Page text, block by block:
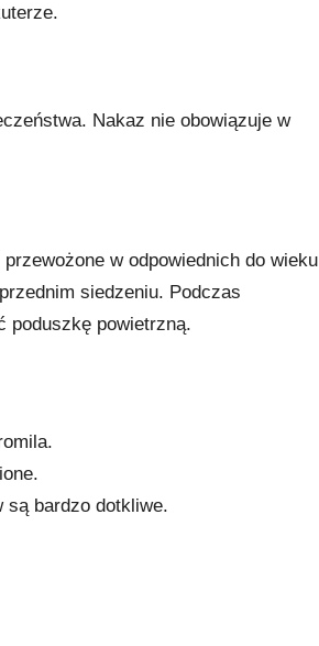
Nakaz nie obowiązuje w
w odpowiednich do wieku
siedzeniu. Podczas
poduszkę powietrzną.
są bardzo dotkliwe.